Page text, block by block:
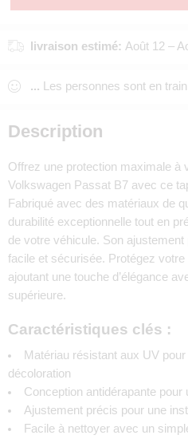
livraison estimé: Août 12 –
... Les personnes sont en
Description
Offrez une protection maximale à
Volkswagen Passat B7 avec ce
Fabriqué avec des matériaux de
durabilité exceptionnelle tout en
de votre véhicule. Son
facile et sécurisée. Protégez votre
ajoutant une touche d’élégance
supérieure.
Caractéristiques clés :
Matériau résistant aux UV
décoloration
Conception antidérapante pour
Ajustement précis pour une
Facile à nettoyer avec un